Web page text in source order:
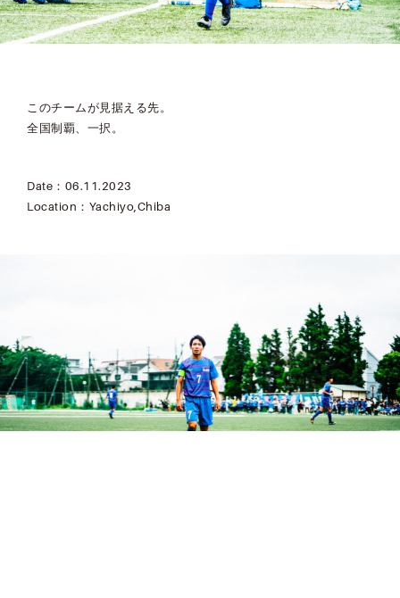
このチームが見据える先。
全国制覇、一択。
Date：06.11.2023
Location：Yachiyo,Chiba